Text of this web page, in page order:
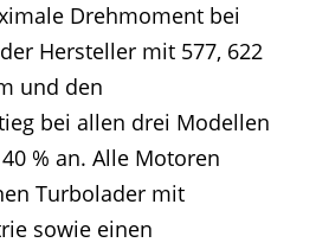
Drehmoment bei
Hersteller mit 577, 622
und den
bei allen drei Modellen
% an. Alle Motoren
Turbolader mit
sowie einen